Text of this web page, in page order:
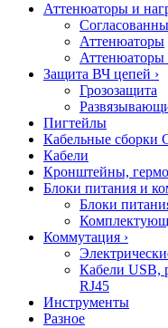
Аттенюаторы и
Аттенюаторы
Аттенюаторы
Защита ВЧ цепей ›
Грозозащита
Пигтейлы
Кабельные сборки
Кабели
Кронштейны,
Блоки питания и
Блоки
Коммутация ›
Кабели USB,
RJ45
Инструменты
Разное